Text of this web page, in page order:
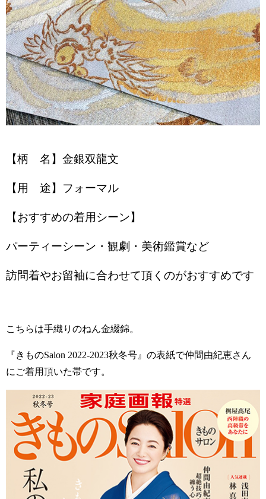
【柄 名】金銀双龍文
【用 途】フォーマル
【おすすめの着用シーン】
パーティーシーン・観劇・美術鑑賞など
訪問着やお留袖に合わせて頂くのがおすすめです
こちらは手織りのねん金綴錦。
『きものSalon 2022-2023秋冬号』 の表紙で仲間由紀恵さん
にご着用頂いた帯です。